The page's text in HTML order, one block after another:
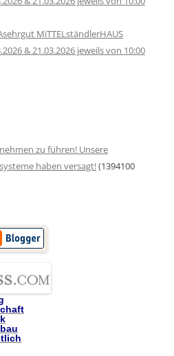
MiTTELständlerHAUS
& 21.03.2026 jeweils von 10:00
zu führen! Unsere
haben versagt!(1394100